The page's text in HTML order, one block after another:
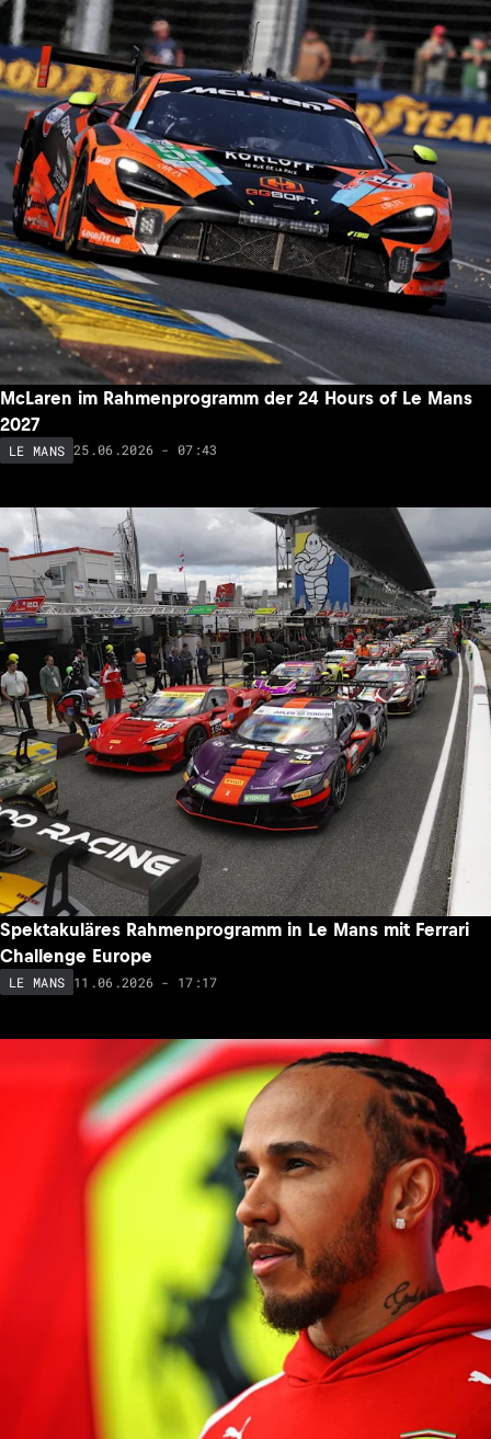
McLaren im Rahmenprogramm der 24 Hours of Le Mans
2027
LE MANS 25.06.2026 - 07:43
Spektakuläres Rahmenprogramm in Le Mans mit Ferrari
Challenge Europe
LE MANS 11.06.2026 - 17:17